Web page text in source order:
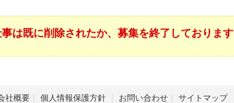
は既に削除されたか、募集を終了しております
社概要 個人情報保護方針 お問い合わせ サイトマップ